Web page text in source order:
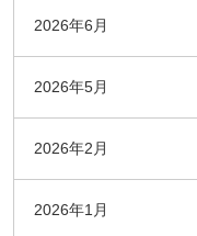
2026年6月
2026年5月
2026年2月
2026年1月